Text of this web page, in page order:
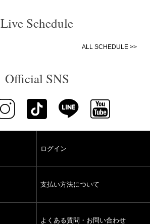
Live Schedule
ALL SCHEDULE >>
Official SNS
ログイン
支払い方法について
よくある質問・お問い合わせ